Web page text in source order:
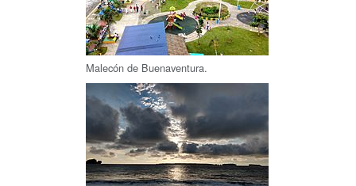
Malecón de Buenaventura.